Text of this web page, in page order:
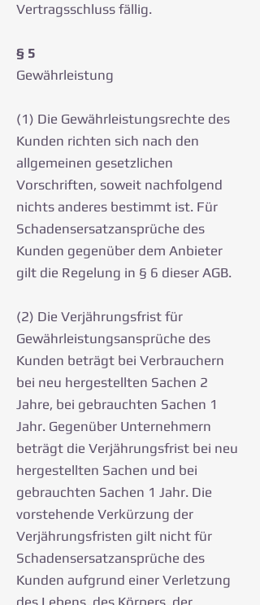
Vertragsschluss fällig.
§ 5
Gewährleistung
(1) Die Gewährleistungsrechte des
Kunden richten sich nach den
allgemeinen gesetzlichen
Vorschriften, soweit nachfolgend
nichts anderes bestimmt ist. Für
Schadensersatzansprüche des
Kunden gegenüber dem Anbieter
gilt die Regelung in § 6 dieser AGB.
(2) Die Verjährungsfrist für
Gewährleistungsansprüche des
Kunden beträgt bei Verbrauchern
bei neu hergestellten Sachen 2
Jahre, bei gebrauchten Sachen 1
Jahr. Gegenüber Unternehmern
beträgt die Verjährungsfrist bei neu
hergestellten Sachen und bei
gebrauchten Sachen 1 Jahr. Die
vorstehende Verkürzung der
Verjährungsfristen gilt nicht für
Schadensersatzansprüche des
Kunden aufgrund einer Verletzung
des Lebens, des Körpers, der